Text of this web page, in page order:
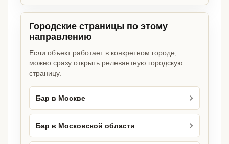
Городские страницы по этому
направлению
Если объект работает в конкретном городе,
можно сразу открыть релевантную городскую
страницу.
Бар в Москве
Бар в Московской области